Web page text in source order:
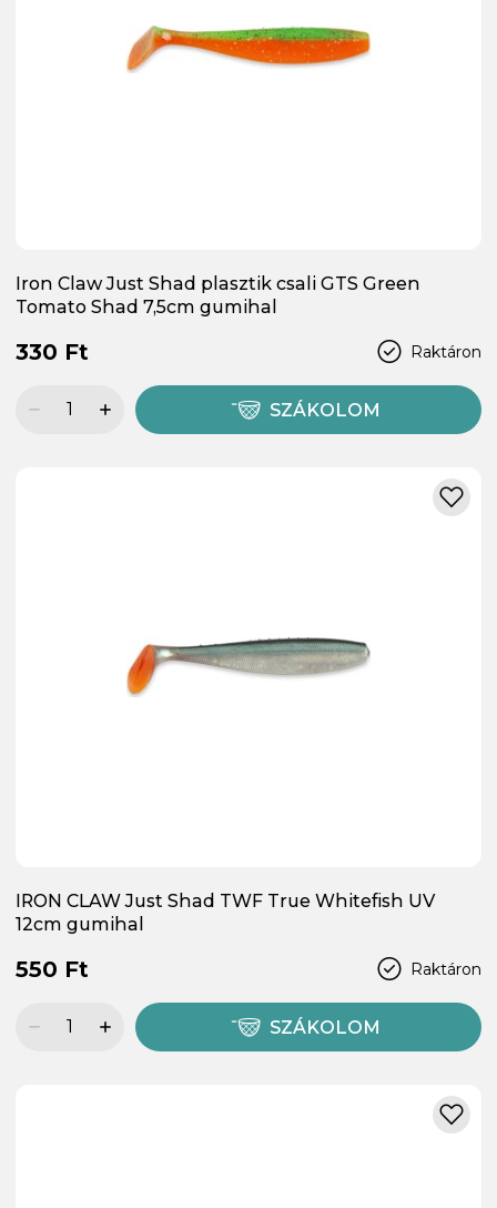
Iron Claw Just Shad plasztik csali GTS Green
Tomato Shad 7,5cm gumihal
Raktáron
330 Ft
SZÁKOLOM
IRON CLAW Just Shad TWF True Whitefish UV
12cm gumihal
Raktáron
550 Ft
SZÁKOLOM